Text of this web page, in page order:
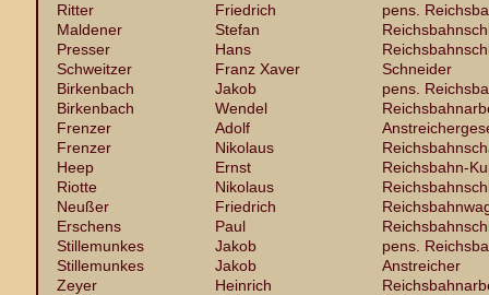
Ritter
Friedrich
pens.
Maldener
Stefan
Presser
Hans
Schweitzer
Franz Xaver
Schneider
Birkenbach
Jakob
pens.
Birkenbach
Wendel
Frenzer
Adolf
Frenzer
Nikolaus
Heep
Ernst
Reichsbahn-
Riotte
Nikolaus
Neußer
Friedrich
Erschens
Paul
Stillemunkes
Jakob
pens.
Stillemunkes
Jakob
Anstreicher
Zeyer
Heinrich